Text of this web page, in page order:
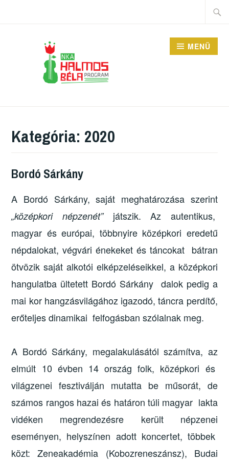
PROGRAM
MENÜ
Kategória: 2020
Bordó Sárkány
A Bordó Sárkány, saját meghatározása szerint
„középkori népzenét” játszik. Az autentikus,
magyar és európai, többnyire középkori eredetű
népdalokat, végvári énekeket és táncokat bátran
ötvözik saját alkotói elképzeléseikkel, a középkori
hangulatba ültetett Bordó Sárkány dalok pedig a
mai kor hangzásvilágához igazodó, táncra perdítő,
erőteljes dinamikai felfogásban szólalnak meg.
A Bordó Sárkány, megalakulásától számítva, az
elmúlt 10 évben 14 ország folk, középkori és
világzenei fesztiválján mutatta be műsorát, de
számos rangos hazai és határon túli magyar lakta
vidéken megrendezésre került népzenei
eseményen, helyszínen adott koncertet, többek
közt: Zeneakadémia (Kobozreneszánsz), Budai